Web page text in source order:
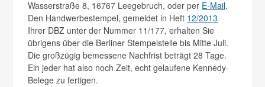
Wasserstraße 8, 16767 Leegebruch, oder per E-Mail.
Den Handwerbestempel, gemeldet in Heft 12/2013
Ihrer DBZ unter der Nummer 11/177, erhalten Sie
übrigens über die Berliner Stempelstelle bis Mitte Juli.
Die großzügig bemessene Nachfrist beträgt 28 Tage.
Ein jeder hat also noch Zeit, echt gelaufene Kennedy-
Belege zu fertigen.